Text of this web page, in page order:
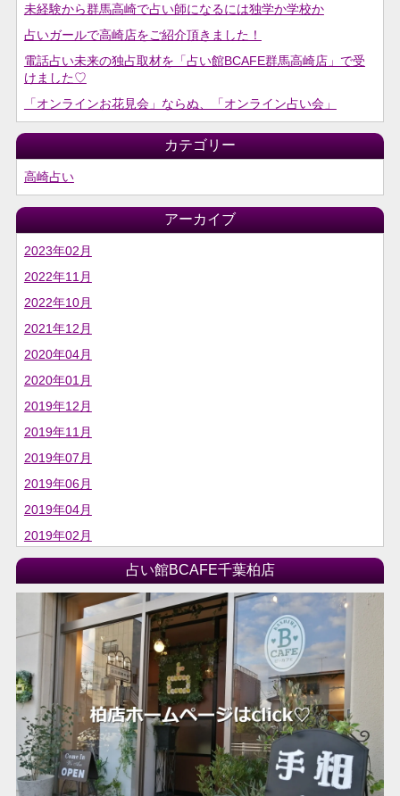
未経験から群馬高崎で占い師になるには独学か学校か
占いガールで高崎店をご紹介頂きました！
電話占い未来の独占取材を「占い館BCAFE群馬高崎店」で受
けました♡
「オンラインお花見会」ならぬ、「オンライン占い会」
カテゴリー
高崎占い
アーカイブ
2023年02月
2022年11月
2022年10月
2021年12月
2020年04月
2020年01月
2019年12月
2019年11月
2019年07月
2019年06月
2019年04月
2019年02月
占い館BCAFE千葉柏店